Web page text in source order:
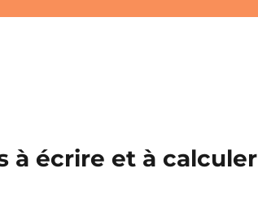
à écrire et à calculer